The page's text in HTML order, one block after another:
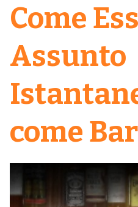
Come
Assunto
come